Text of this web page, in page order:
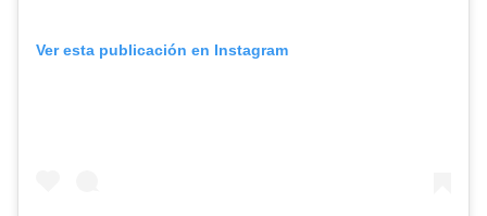
Ver esta publicación en Instagram